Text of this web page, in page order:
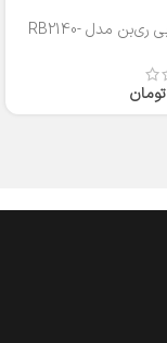
عینک آفتابی ری‌بن مدل RB2140-
تومان